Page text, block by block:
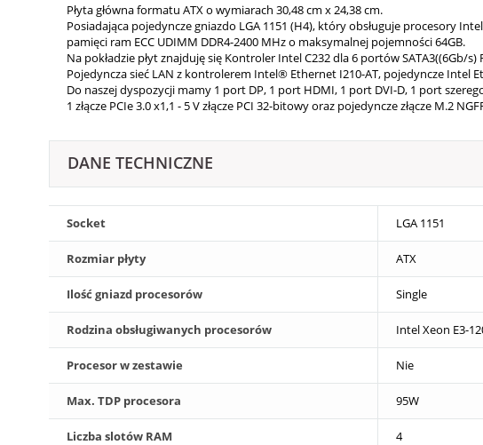
Płyta główna formatu ATX o wymiarach 30,48 cm x 24,38 cm.
Posiadająca pojedyncze gniazdo LGA 1151 (H4), który obsługuje procesory
pamięci ram ECC UDIMM DDR4-2400 MHz o maksymalnej pojemności 64GB.
Na pokładzie płyt znajduję się Kontroler Intel C232 dla 6 portów SATA3((6Gb/s)
Pojedyncza sieć LAN z kontrolerem Intel® Ethernet I210-AT, pojedyncze Intel
Do naszej dyspozycji mamy 1 port DP, 1 port HDMI, 1 port DVI-D, 1 port
1 złącze PCIe 3.0 x1,1 - 5 V złącze PCI 32-bitowy oraz pojedyncze złącze M.2
DANE TECHNICZNE
Socket LGA 1151
Rozmiar płyty ATX
Ilość gniazd procesorów Single
Rodzina obsługiwanych procesorów Intel Xeon E3-
Procesor w zestawie Nie
Max. TDP procesora 95W
Liczba slotów RAM 4